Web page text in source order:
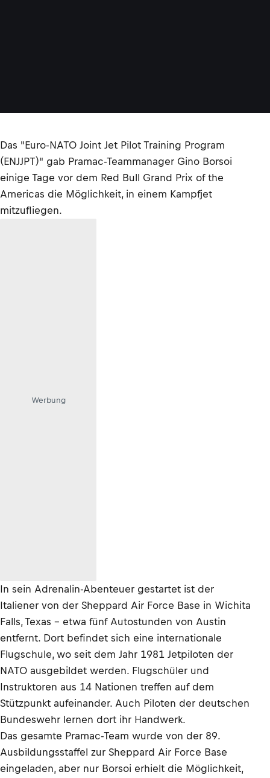
Das "Euro-NATO Joint Jet Pilot Training Program
(ENJJPT)" gab Pramac-Teammanager Gino Borsoi
einige Tage vor dem Red Bull Grand Prix of the
Americas die Möglichkeit, in einem Kampfjet
mitzufliegen.
Werbung
In sein Adrenalin-Abenteuer gestartet ist der
Italiener von der Sheppard Air Force Base in Wichita
Falls, Texas – etwa fünf Autostunden von Austin
entfernt. Dort befindet sich eine internationale
Flugschule, wo seit dem Jahr 1981 Jetpiloten der
NATO ausgebildet werden. Flugschüler und
Instruktoren aus 14 Nationen treffen auf dem
Stützpunkt aufeinander. Auch Piloten der deutschen
Bundeswehr lernen dort ihr Handwerk.
Das gesamte Pramac-Team wurde von der 89.
Ausbildungsstaffel zur Sheppard Air Force Base
eingeladen, aber nur Borsoi erhielt die Möglichkeit,